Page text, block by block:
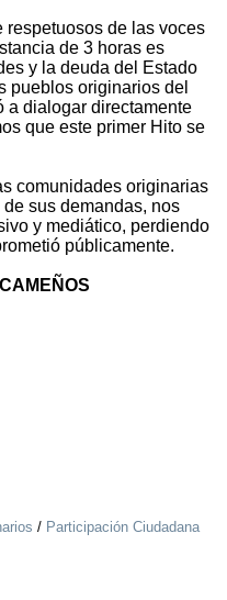
respetuosos de las voces
de 3 horas es
y la deuda del Estado
pueblos originarios del
a dialogar directamente
que este primer Hito se
comunidades originarias
sus demandas, nos
y mediático, perdiendo
públicamente.
/ Participación Ciudadana